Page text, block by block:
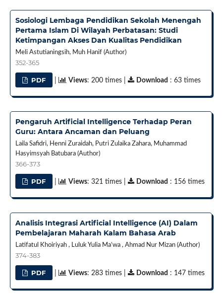
Sosiologi Lembaga Pendidikan Sekolah Menengah
Pertama Islam Di Wilayah Perbatasan: Studi
Ketimpangan Akses Dan Kualitas Pendidikan
Meli Astutianingsih, Muh Hanif (Author)
352-365
PDF Views: 200 times | Download : 63 times
Pengaruh Artificial Intelligence Terhadap Peran
Guru: Antara Ancaman dan Peluang
Laila Safidri, Henni Zuraidah, Putri Zulaika Zahara, Muhammad
Hasyimsyah Batubara (Author)
366-373
PDF Views: 321 times | Download : 156 times
Analisis Integrasi Artificial Intelligence (AI) Dalam
Pembelajaran Maharah Kalam Bahasa Arab
Latifatul Khoiriyah , Luluk Yulia Ma’wa , Ahmad Nur Mizan (Author)
374-383
PDF Views: 283 times | Download : 147 times